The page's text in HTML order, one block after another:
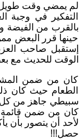
لم يمضي وقت طويل
التفكير في وجبة
بالقرب من الفيضة
حينها قرر البعض
إستقبل صاحب
الوقت للحديث مع
كان من ضمن
الطعام حيث كان
سبيطي جاهز من كل
كان من ضمن قائمة
لأحد أن يتصور بأن
حصل!!!